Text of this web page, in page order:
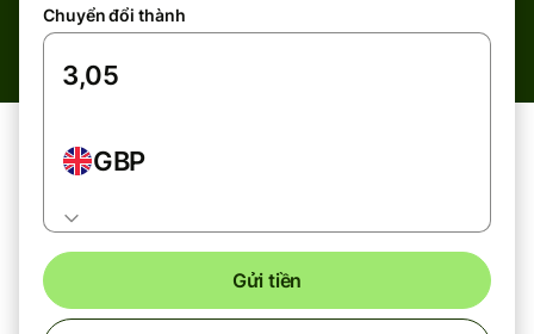
Chuyển đổi thành
GBP
Gửi tiền